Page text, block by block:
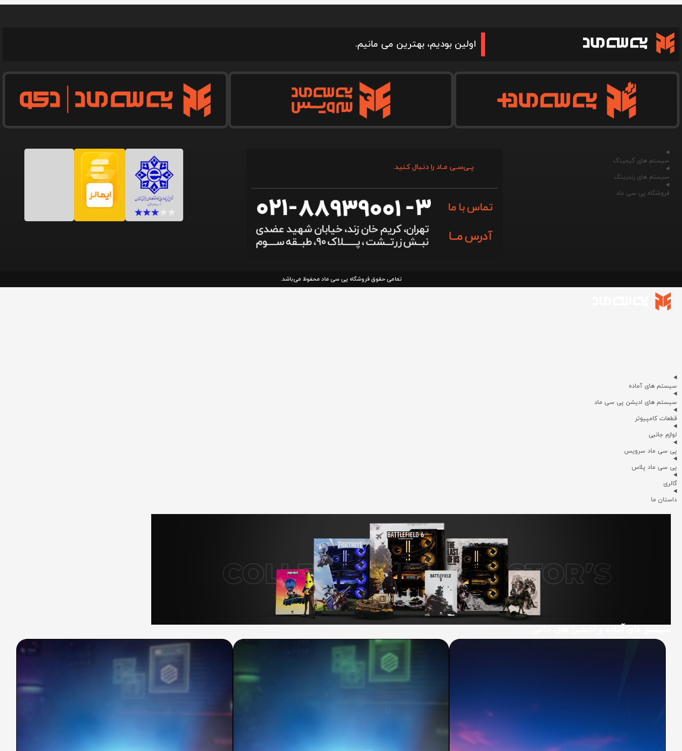
اولین بودیم، بهترین می مانیم.
سیستم های گیمینگ
سیستم های رندرینگ
فروشگاه پی سی ماد
پـی‌سـی مـاد را دنـبال کـنید.
تمامی حقوق فروشگاه پی سی ماد محفوظ می‌باشد.
سیستم های آماده
سیستم های ادیشن پی سی ماد
قطعات کامپیوتر
لوازم جانبی
پی سی ماد سرویس
پی سی ماد پلاس
گالری
داستان ما